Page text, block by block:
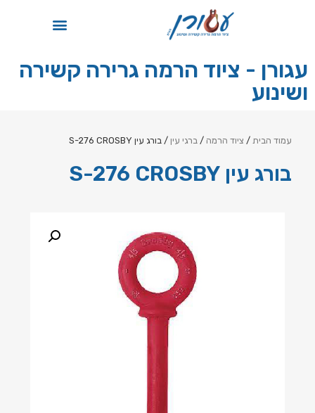
עגורן - ציוד הרמה גרירה קשירה
ושינוע
עמוד הבית / ציוד הרמה / ברגי עין / בורג עין S-276 CROSBY
בורג עין S-276 CROSBY